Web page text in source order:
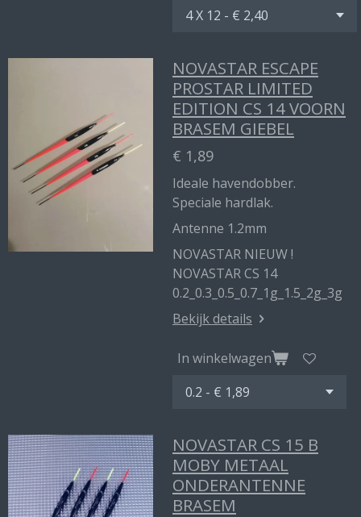
NOVASTAR ESCAPE
PROSTAR LIMITED
EDITION CS 14 VOORN
BRASEM GIEBEL
€ 1,89
Ideale havendobber.
Speciale hardlak.
Antenne 1.2mm
NOVASTAR NIEUW !
NOVASTAR CS 14
0.2_0.3_0.5_0.7_1g_1.5_2g_3g
Bekijk details
In winkelwagen
NOVASTAR CS 15 B
MOBY METAAL
ONDERANTENNE
BRASEM